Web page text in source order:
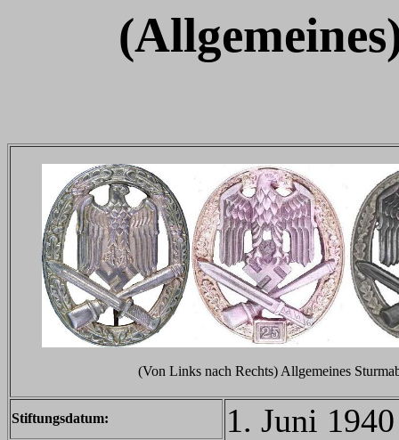
(Von Links nach Rechts) Allgemeines
Stiftungsdatum:
1. Juni